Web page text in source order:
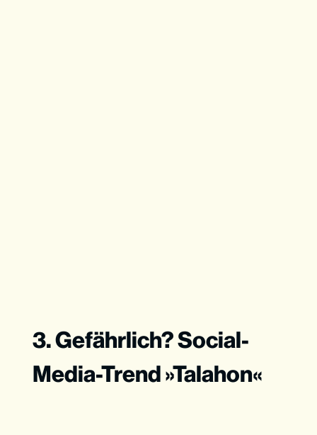
3. Gefährlich? Social-
Media-Trend »Talahon«